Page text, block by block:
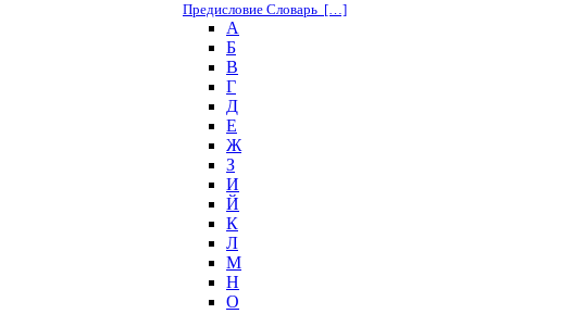
Предисловие Словарь […]
А
Б
В
Г
Д
Е
Ж
З
И
Й
К
Л
М
Н
О